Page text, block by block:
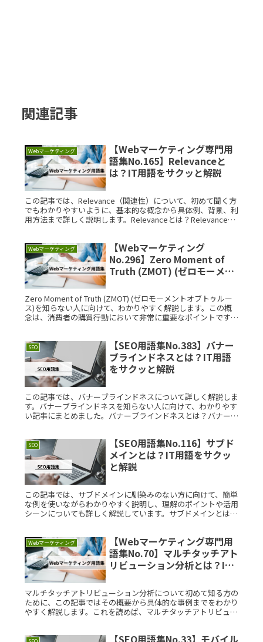
関連記事
Webマーケティング
【Webマーケティング専門用
語集No.165】Relevanceと
は？IT用語をサクッと解説
この記事では、Relevance（関連性）について、初めて聞く方
でもわかりやすいように、基本的な概念から具体例、背景、利
用方法まで詳しく説明します。Relevanceとは？Relevanceと
Webマーケティング
【Webマーケティング
No.296】Zero Moment of
Truth (ZMOT) (ゼロモーメン
語をサクッと解説
Zero Moment of Truth (ZMOT) (ゼロモーメントオブトゥルー
ス)を知らない人に向けて、わかりやすく解説します。この概
念は、消費者の購買行動において非常に重要なポイントです。
SEO
【SEO用語集No.383】バナー
ブラインドネスとは？IT用語
をサクッと解説
この記事では、バナーブラインドネスについて詳しく解説しま
す。バナーブラインドネスを知らない人に向けて、わかりやす
い記事にまとめました。バナーブラインドネスとは？バナーブ
SEO
【SEO用語集No.116】サブド
メインとは？IT用語をサクッ
と解説
この記事では、サブドメインに馴染みのない方に向けて、簡単
な例を使いながらわかりやすく説明し、理解のポイントや活用
シーンについても詳しく解説しています。サブドメインとは？
Webマーケティング
【Webマーケティング専門用
語集No.70】マルチタッチアト
リビューション分析とは？IT
マルチタッチアトリビューション分析について初めて知る方の
ために、この記事ではその概要から具体的な事例までをわかり
やすく解説します。これを読めば、マルチタッチアトリビュー